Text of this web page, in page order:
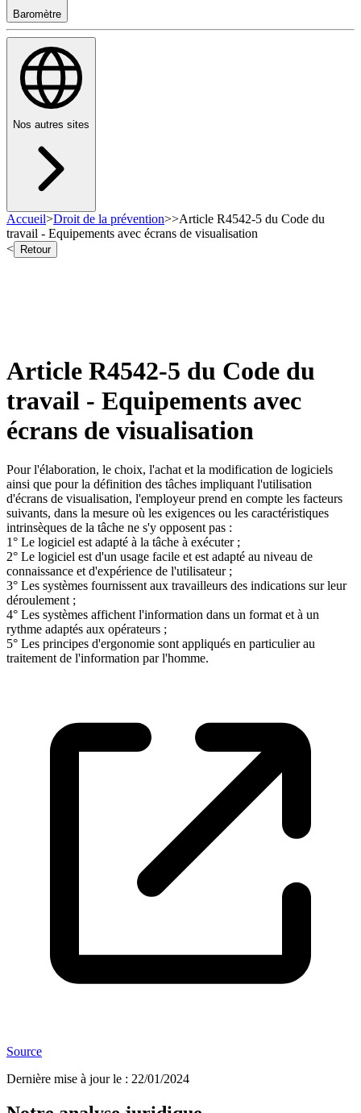
Baromètre
Nos autres sites
Accueil>Droit de la prévention>>Article R4542-5 du Code du
travail - Equipements avec écrans de visualisation
<
Retour
Article R4542-5 du Code du
travail - Equipements avec
écrans de visualisation
Pour l'élaboration, le choix, l'achat et la modification de logiciels
ainsi que pour la définition des tâches impliquant l'utilisation
d'écrans de visualisation, l'employeur prend en compte les facteurs
suivants, dans la mesure où les exigences ou les caractéristiques
intrinsèques de la tâche ne s'y opposent pas :
1° Le logiciel est adapté à la tâche à exécuter ;
2° Le logiciel est d'un usage facile et est adapté au niveau de
connaissance et d'expérience de l'utilisateur ;
3° Les systèmes fournissent aux travailleurs des indications sur leur
déroulement ;
4° Les systèmes affichent l'information dans un format et à un
rythme adaptés aux opérateurs ;
5° Les principes d'ergonomie sont appliqués en particulier au
traitement de l'information par l'homme.
Source
Dernière mise à jour le : 22/01/2024